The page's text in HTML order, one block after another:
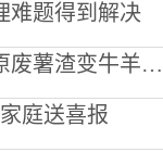
难题得到解决
将污物变资源 化腐朽为神奇 固原废薯渣变牛羊美食
庭送喜报